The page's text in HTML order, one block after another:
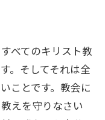
べてのキリスト教
。そしてそれは全
ことです。教会に
えを守りなさい